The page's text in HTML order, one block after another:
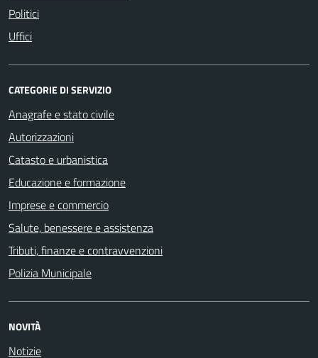
Politici
Uffici
CATEGORIE DI SERVIZIO
Anagrafe e stato civile
Autorizzazioni
Catasto e urbanistica
Educazione e formazione
Imprese e commercio
Salute, benessere e assistenza
Tributi, finanze e contravvenzioni
Polizia Municipale
NOVITÀ
Notizie